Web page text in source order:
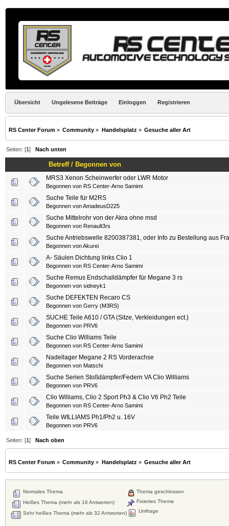
Übersicht Ungelesene Beiträge Einloggen Registrieren
RS Center Forum » Community » Handelsplatz» Gesuche aller Art
Seiten: [1] Nach unten
Betreff/ Begonnen von
MRS3 Xenon Scheinwerfer oder LWR Motor
Begonnen von RS Center-Arno Samimi
Suche Teile für M2RS
Begonnen vonAmadeusD225
Suche Mittelrohr von der Akra ohne msd
Begonnen von Renault3rs
Suche Antriebswelle 8200387381, oder Info zu Bestellung aus
Begonnen vonAkurei
A- Säulen Dichtung links Clio 1
Begonnen von RS Center-Arno Samimi
Suche Remus Endschalldämpfer für Megane 3 rs
Begonnen von sidneyk1
Suche DEFEKTEN Recaro CS
Begonnen von Gerry (M3RS)
SUCHE Teile A610 / GTA (Sitze, Verkleidungen ect.)
Begonnen von PRV6
Suche Clio Williams Teile
Begonnen von RS Center-Arno Samimi
Nadellager Megane 2 RS Vorderachse
Begonnen von Matschi
Suche Serien Stoßdämpfer/Federn VA Clio Williams
Begonnen von PRV6
Clio Williams, Clio 2 Sport Ph3 & Clio V6 Ph2 Teile
Begonnen von RS Center-Arno Samimi
Teile WILLIAMS Ph1/Ph2 u. 16V
Begonnen von PRV6
Seiten: [1]Nach oben
RS Center Forum » Community » Handelsplatz » Gesuche aller Art
Normales Thema
Heißes Thema (mehr als 16 Antworten)
Sehr heißes Thema (mehr als 32 Antworten)
Thema geschlossen
Fixiertes Thema
Umfrage